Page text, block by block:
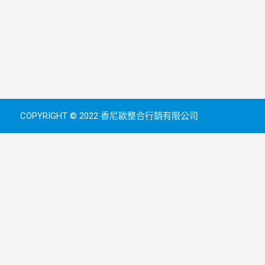
COPYRIGHT © 2022 香尼歐整合行銷有限公司